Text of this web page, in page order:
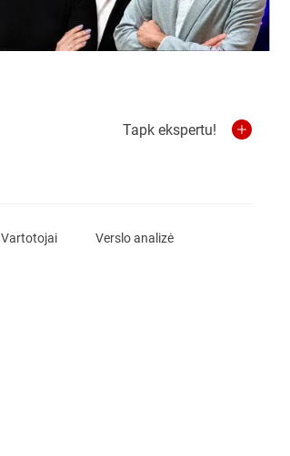
Tapk ekspertu!
Vartotojai Verslo analizė